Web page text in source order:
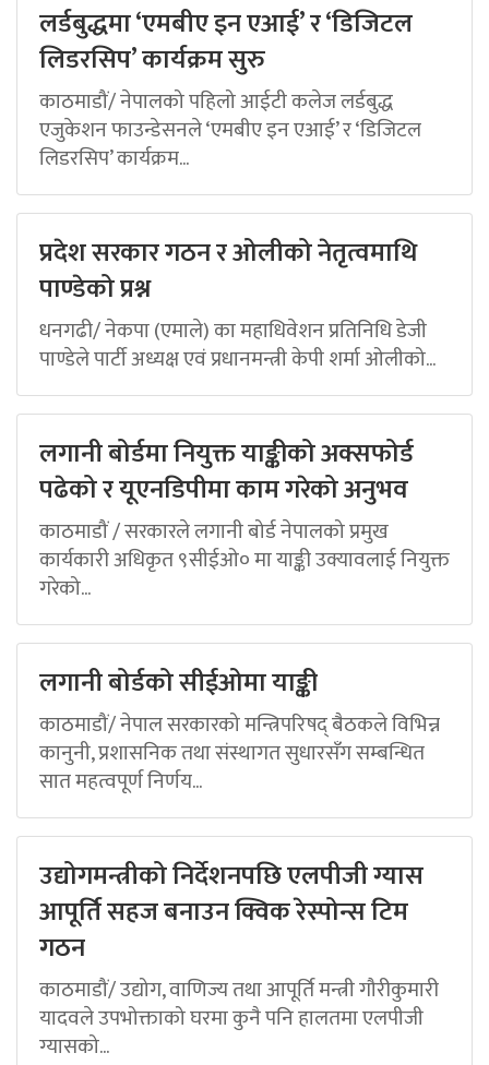
लर्डबुद्धमा ‘एमबीए इन एआई’ र ‘डिजिटल
लिडरसिप’ कार्यक्रम सुरु
काठमाडौं/ नेपालको पहिलो आईटी कलेज लर्डबुद्ध
एजुकेशन फाउन्डेसनले ‘एमबीए इन एआई’ र ‘डिजिटल
लिडरसिप’ कार्यक्रम...
प्रदेश सरकार गठन र ओलीको नेतृत्वमाथि
पाण्डेको प्रश्न
धनगढी/ नेकपा (एमाले) का महाधिवेशन प्रतिनिधि डेजी
पाण्डेले पार्टी अध्यक्ष एवं प्रधानमन्त्री केपी शर्मा ओलीको...
लगानी बोर्डमा नियुक्त याङ्कीको अक्सफोर्ड
पढेको र यूएनडिपीमा काम गरेको अनुभव
काठमाडौं / सरकारले लगानी बोर्ड नेपालको प्रमुख
कार्यकारी अधिकृत ९सीईओ० मा याङ्की उक्यावलाई नियुक्त
गरेको...
लगानी बोर्डको सीईओमा याङ्की
काठमाडौं/ नेपाल सरकारको मन्त्रिपरिषद् बैठकले विभिन्न
कानुनी, प्रशासनिक तथा संस्थागत सुधारसँग सम्बन्धित
सात महत्वपूर्ण निर्णय...
उद्योगमन्त्रीको निर्देशनपछि एलपीजी ग्यास
आपूर्ति सहज बनाउन क्विक रेस्पोन्स टिम
गठन
काठमाडौं/ उद्योग, वाणिज्य तथा आपूर्ति मन्त्री गौरीकुमारी
यादवले उपभोक्ताको घरमा कुनै पनि हालतमा एलपीजी
ग्यासको...